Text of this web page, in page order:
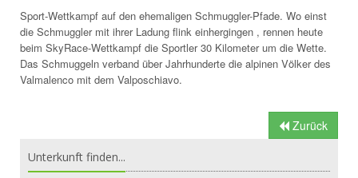
Sport-Wettkampf auf den ehemaligen Schmuggler-Pfade. Wo einst
die Schmuggler mit ihrer Ladung flink einhergingen , rennen heute
beim SkyRace-Wettkampf die Sportler 30 Kilometer um die Wette.
Das Schmuggeln verband über Jahrhunderte die alpinen Völker des
Valmalenco mit dem Valposchiavo.
Zurück
Unterkunft finden...